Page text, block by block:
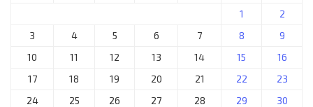
1
2
3
4 5 6 7 8
9
10
11 12 13 14 15
16
17
18 19 20 21 22
23
24
25 26 27 28 29
30